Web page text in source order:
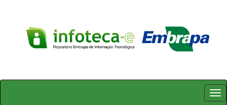
Skip